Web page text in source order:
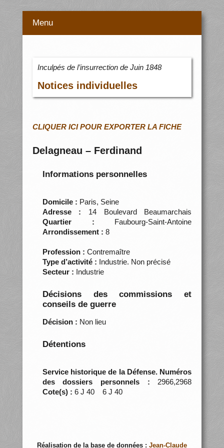
Menu
Inculpés de l’insurrection de Juin 1848
Notices individuelles
CLIQUER ICI POUR EXPORTER LA FICHE
Delagneau – Ferdinand
Informations personnelles
Domicile : Paris, Seine
Adresse : 14 Boulevard Beaumarchais
Quartier : Faubourg-Saint-Antoine
Arrondissement : 8
Profession : Contremaître
Type d’activité : Industrie. Non précisé
Secteur : Industrie
Décisions des commissions et
conseils de guerre
Décision : Non lieu
Détentions
Service historique de la Défense. Numéros
des dossiers personnels : 2966,2968
Cote(s) : 6 J 40 6 J 40
Réalisation de la base de données : Jean-Claude